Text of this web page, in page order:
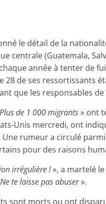
le détail de la
centrale (Guatemala,
année à tenter de
28 de ses ressortissants
que les responsables
Plus de 1 000 migrants» ont
Unis mercredi, ont
Une rumeur a circulé
pour des raisons
irrégulière !», a martelé
Ne te laisse pas abuser».
sont morts ou ont